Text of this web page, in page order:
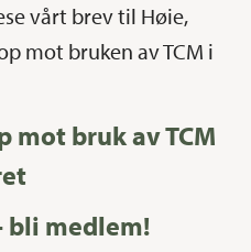
vårt brev til Høie,
mot bruken av TCM i
mot bruk av TCM
bli medlem!